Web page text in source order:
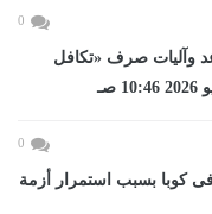
0
موعد وآليات صرف «تكافل
0
كوبا بسبب استمرار أزمة